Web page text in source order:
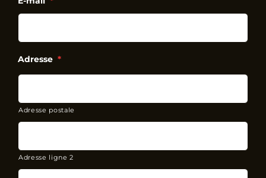
Adresse *
Adresse postale
Adresse ligne 2